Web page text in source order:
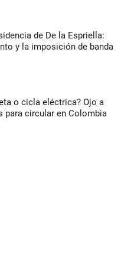
de De la Espriella:
y la imposición de banda
o cicla eléctrica? Ojo a
para circular en Colombia